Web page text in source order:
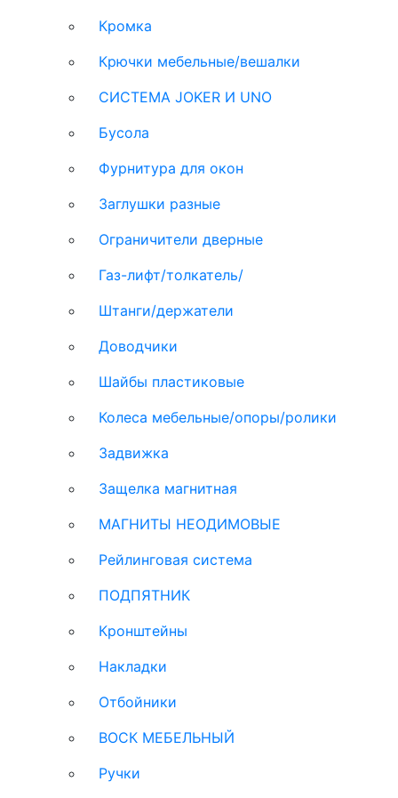
Кромка
Крючки мебельные/вешалки
СИСТЕМА JOKER И UNO
Бусола
Фурнитура для окон
Заглушки разные
Ограничители дверные
Газ-лифт/толкатель/
Штанги/держатели
Доводчики
Шайбы пластиковые
Колеса мебельные/опоры/ролики
Задвижка
Защелка магнитная
МАГНИТЫ НЕОДИМОВЫЕ
Рейлинговая система
ПОДПЯТНИК
Кронштейны
Накладки
Отбойники
ВОСК МЕБЕЛЬНЫЙ
Ручки